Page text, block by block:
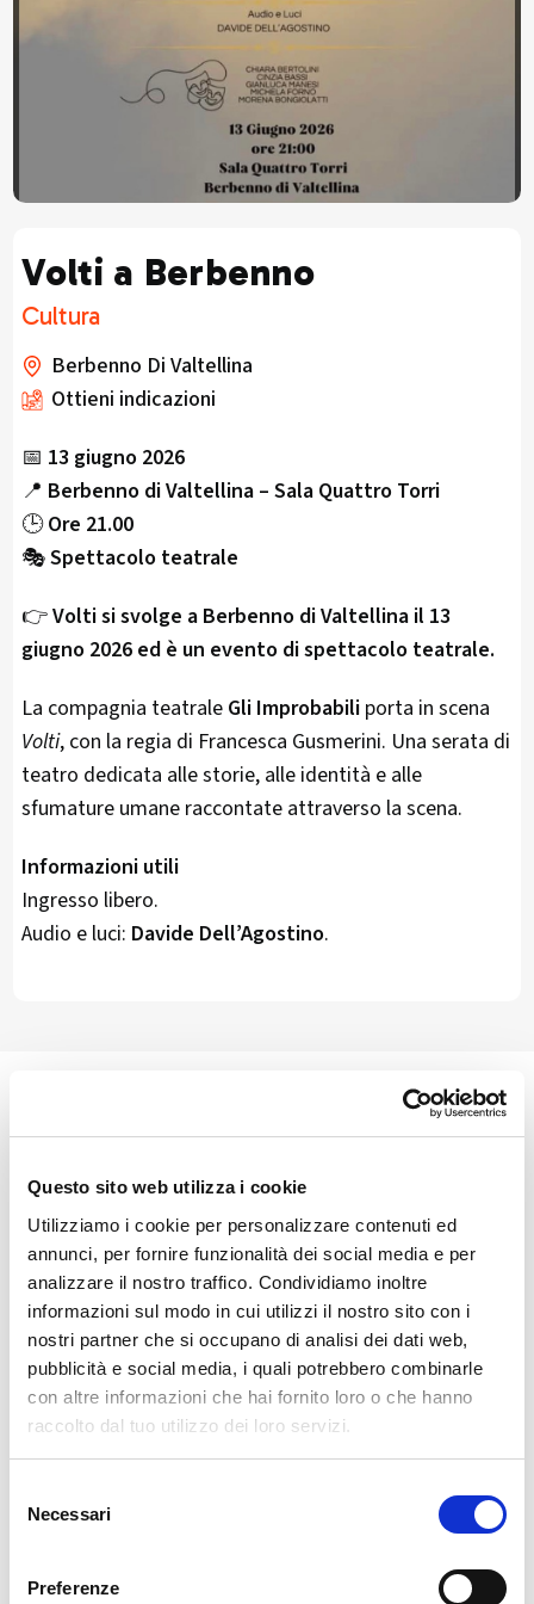
Questo sito web utilizza i cookie
Utilizziamo i cookie per personalizzare contenuti ed
annunci, per fornire funzionalità dei social media e per
analizzare il nostro traffico. Condividiamo inoltre
informazioni sul modo in cui utilizzi il nostro sito con i
nostri partner che si occupano di analisi dei dati web,
pubblicità e social media, i quali potrebbero combinarle
con altre informazioni che hai fornito loro o che hanno
raccolto dal tuo utilizzo dei loro servizi.
delNecessari
Preferenze
Volti a Berbenno
Cultura
Berbenno Di Valtellina
Ottieni indicazioni
📅 13 giugno 2026
📍 Berbenno di Valtellina – Sala Quattro Torri
🕒Ore 21.00
🎭Spettacolo teatrale
👉Volti si svolge a Berbenno di Valtellina il 13
giugno 2026 ed è un evento di spettacolo teatrale.
La compagnia teatrale Gli Improbabiliporta in scena
Volti, con la regia di Francesca Gusmerini. Una serata di
teatro dedicata alle storie, alle identità e alle
sfumature umane raccontate attraverso la scena.
Informazioni utili
Ingresso libero.
Audio e luci: Davide Dell’Agostino.